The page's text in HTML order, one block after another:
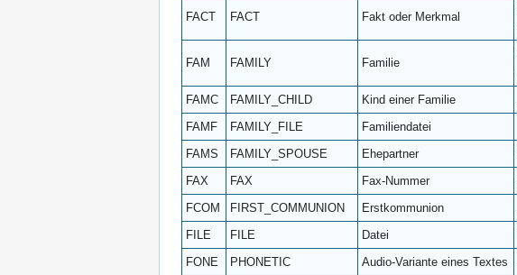
FACT FACT Fakt oder Merkmal
FAM FAMILY Familie
FAMC
FAMILY_CHILD Kind einer Familie
FAMF
FAMILY_FILE
Familiendatei
FAMS
FAMILY_SPOUSE Ehepartner
FAX
FAX Fax-Nummer
FCOM
FIRST_COMMUNION Erstkommunion
FILE
FILE Datei
FONE
PHONETIC Audio-Variante eines Textes